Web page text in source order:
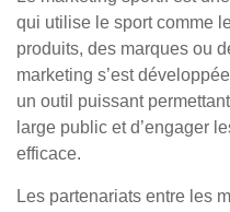
qui utilise le sport comme
produits, des marques ou
marketing s’est
un outil puissant
large public et d’engager
efficace.
Les partenariats entre les